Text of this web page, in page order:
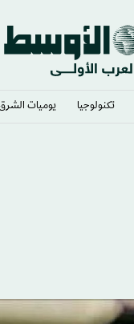
تكنولوجيا يوميات